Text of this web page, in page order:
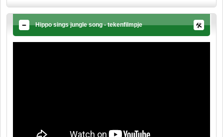
Hippo sings jungle song - tekenfilmpje